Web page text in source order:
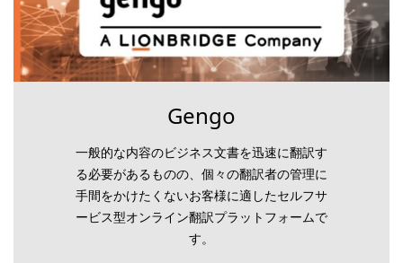
Gengo
一般的な内容のビジネス文書を迅速に翻訳す
る必要があるものの、個々の翻訳者の管理に
手間をかけたくないお客様に適したセルフサ
ービス型オンライン翻訳プラットフォームで
す。